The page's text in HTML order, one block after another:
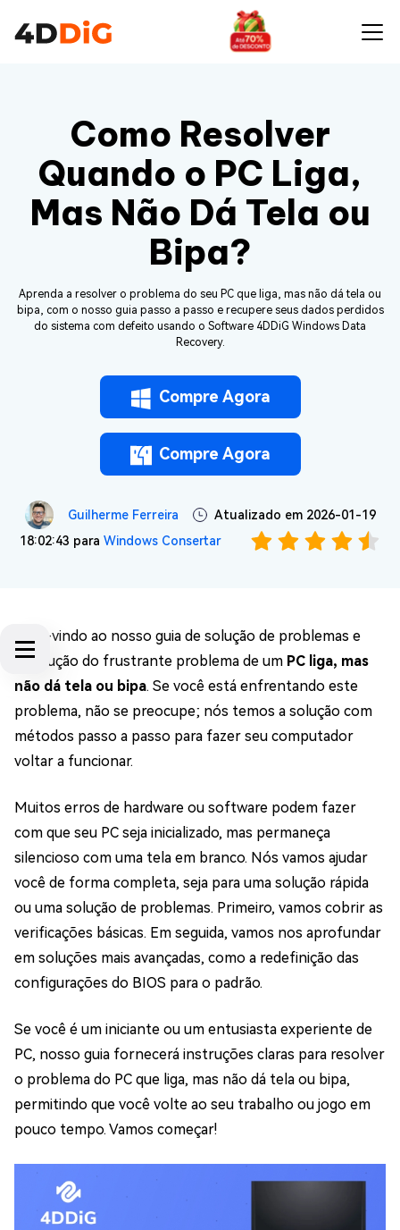
Como Resolver
Quando o PC Liga,
Mas Não Dá Tela ou
Bipa?
Aprenda a resolver o problema do seu PC que liga, mas não dá tela ou
bipa, com o nosso guia passo a passo e recupere seus dados perdidos
do sistema com defeito usando o Software 4DDiG Windows Data
Recovery.
Compre Agora
Compre Agora
Guilherme Ferreira
Atualizado em 2026-01-19
18:02:43 para Windows Consertar
Bem-vindo ao nosso guia de solução de problemas e
resolução do frustrante problema de um PC liga, mas
não dá tela ou bipa. Se você está enfrentando este
problema, não se preocupe; nós temos a solução com
métodos passo a passo para fazer seu computador
voltar a funcionar.
Muitos erros de hardware ou software podem fazer
com que seu PC seja inicializado, mas permaneça
silencioso com uma tela em branco. Nós vamos ajudar
você de forma completa, seja para uma solução rápida
ou uma solução de problemas. Primeiro, vamos cobrir as
verificações básicas. Em seguida, vamos nos aprofundar
em soluções mais avançadas, como a redefinição das
configurações do BIOS para o padrão.
Se você é um iniciante ou um entusiasta experiente de
PC, nosso guia fornecerá instruções claras para resolver
o problema do PC que liga, mas não dá tela ou bipa,
permitindo que você volte ao seu trabalho ou jogo em
pouco tempo. Vamos começar!